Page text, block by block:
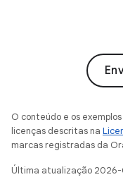
O conteúdo e os
licenças descritas na
marcas registradas da
Última atualização 2026-